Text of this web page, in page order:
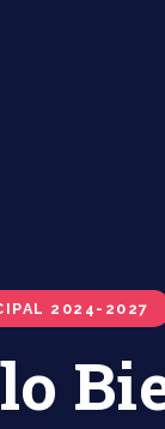
2024-2027